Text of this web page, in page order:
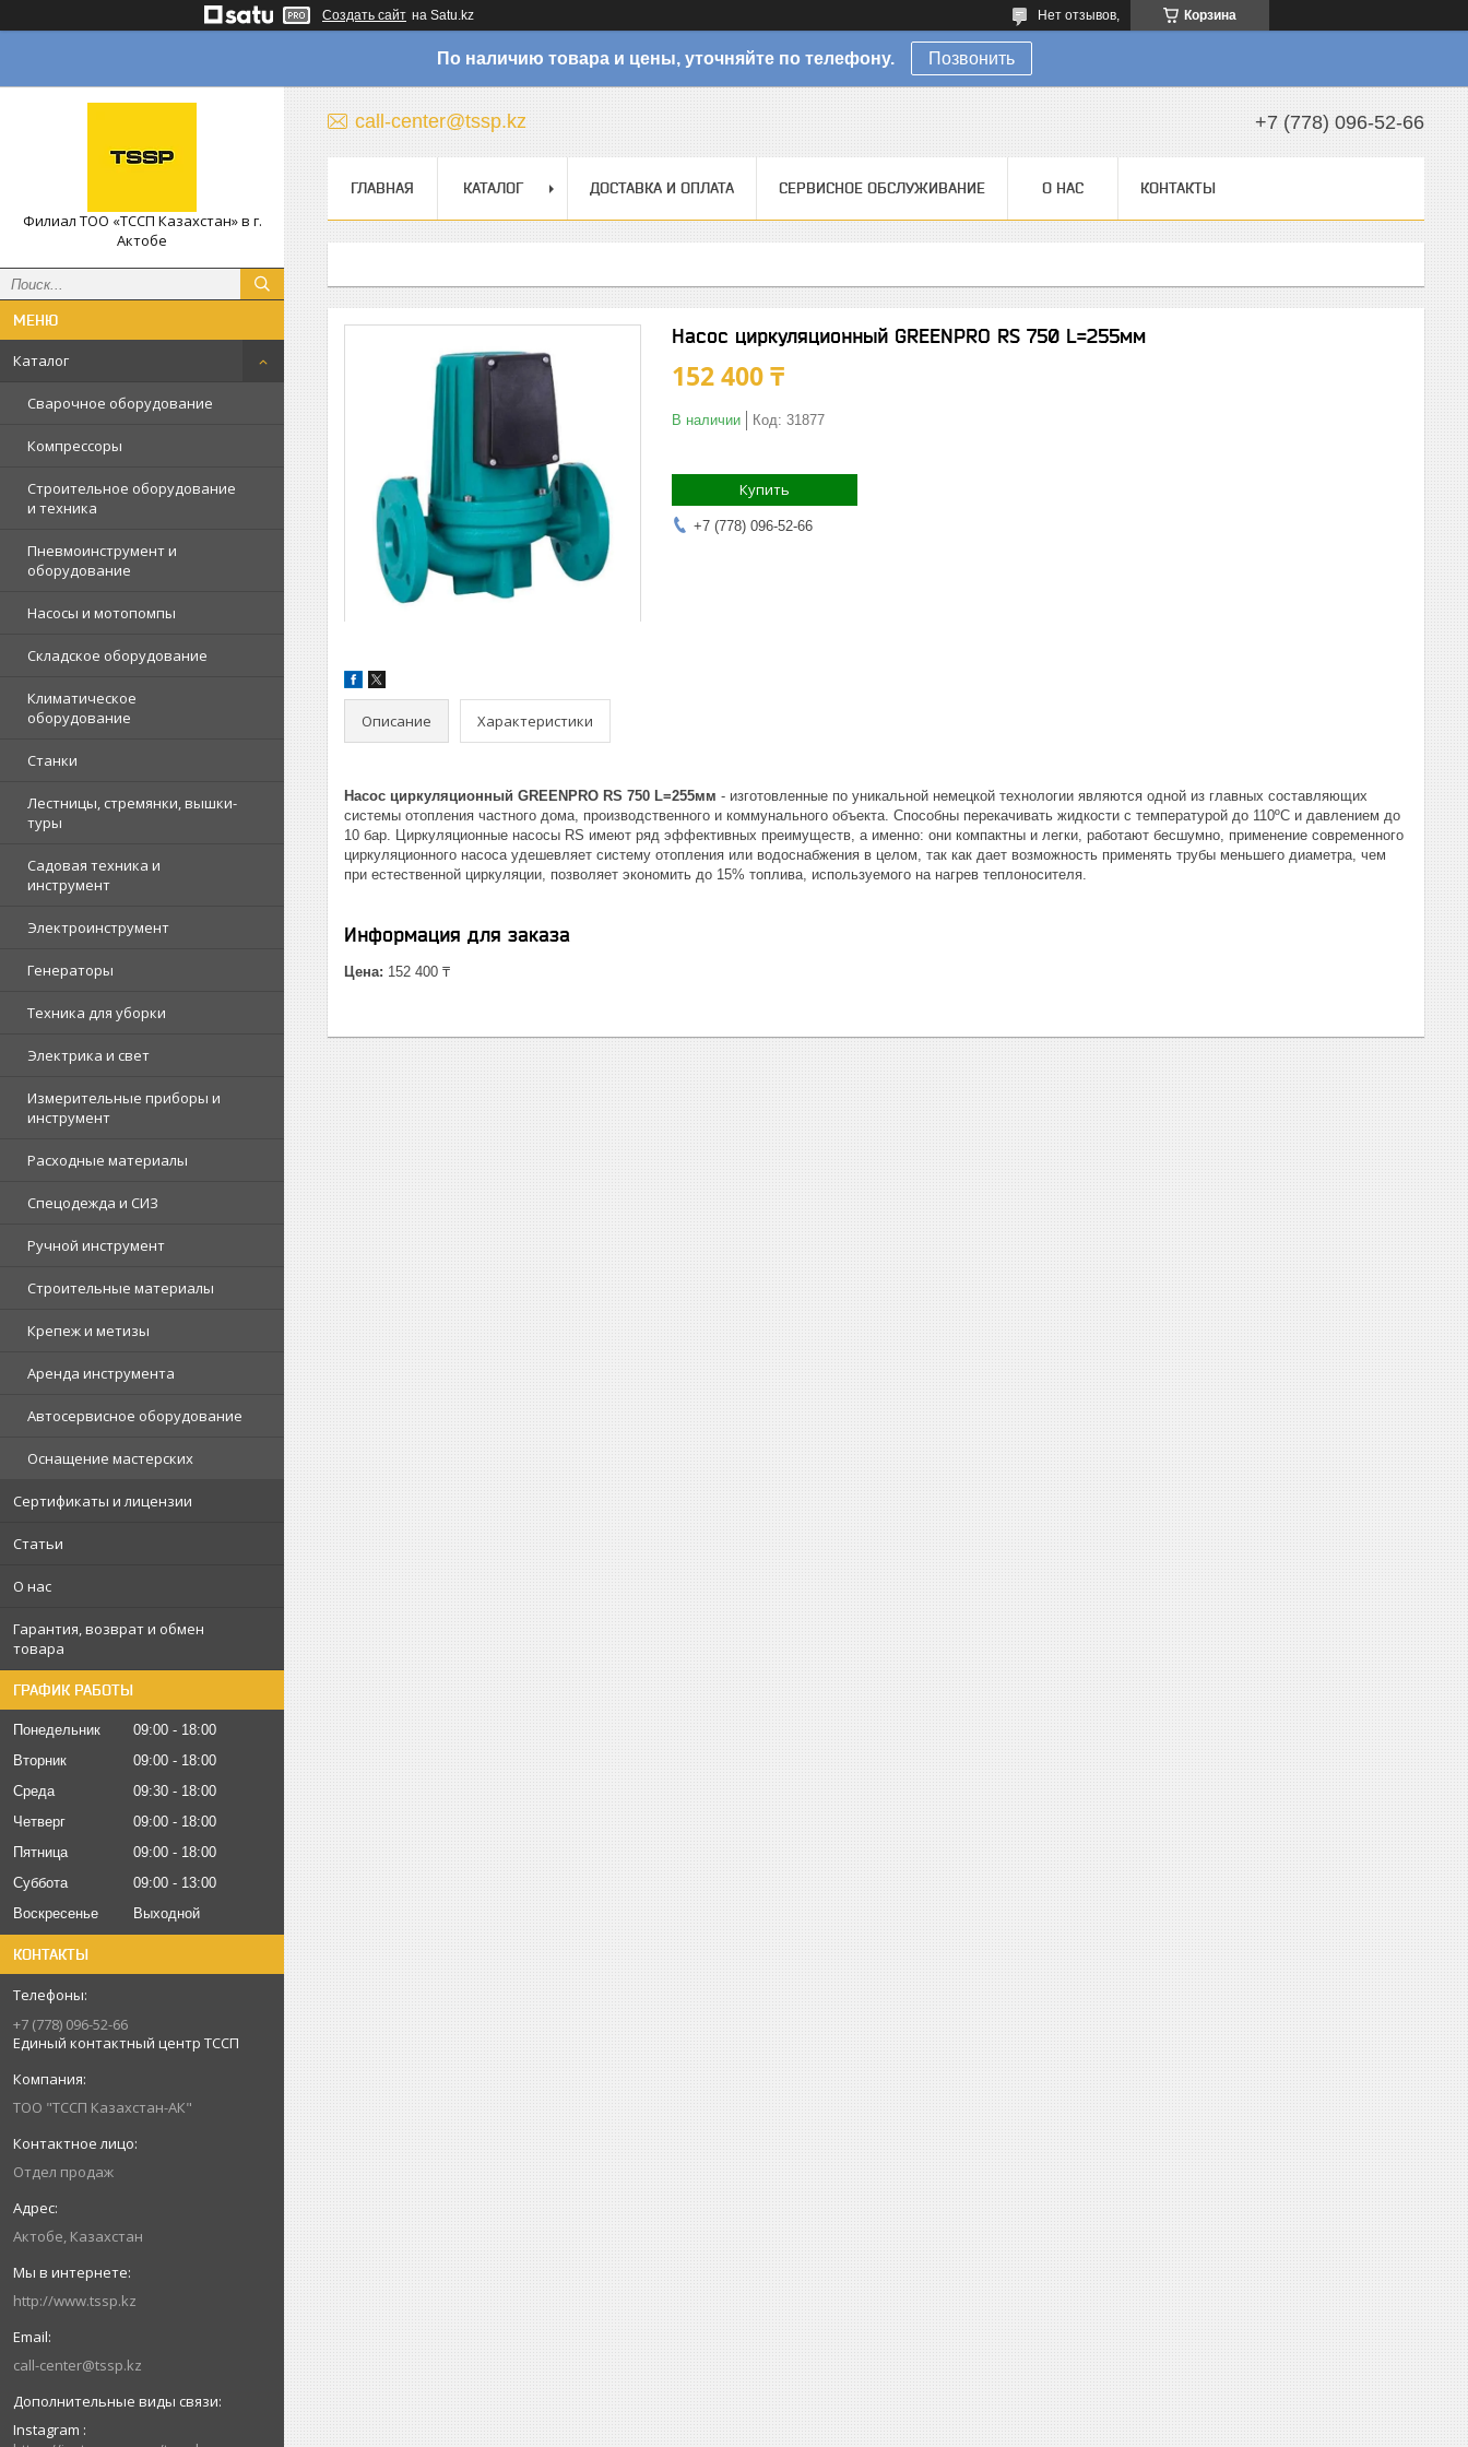
Создать сайт на Satu.kz Корзина
Нет отзывов,
По наличию товара и цены, уточняйте по телефону. Позвонить
Филиал ТОО «ТССП Казахстан» в г.
Актобе
Каталог
Сварочное оборудование
Компрессоры
Строительное оборудование
и техника
Пневмоинструмент и
оборудование
Насосы и мотопомпы
Складское оборудование
Климатическое
оборудование
Станки
Лестницы, стремянки, вышки-
туры
Садовая техника и
инструмент
Электроинструмент
Генераторы
Техника для уборки
Электрика и свет
Измерительные приборы и
инструмент
Расходные материалы
Спецодежда и СИЗ
Ручной инструмент
Строительные материалы
Крепеж и метизы
Аренда инструмента
Автосервисное оборудование
Оснащение мастерских
Сертификаты и лицензии
Статьи
О нас
Гарантия, возврат и обмен
товара
ГРАФИК РАБОТЫ
Понедельник 09:00
18:00
Вторник
09:00
18:00
Среда
09:30
18:00
Четверг
09:00
18:00
Пятница
09:00
18:00
Суббота
09:00
13:00
Воскресенье
Выходной
КОНТАКТЫ
+7 (778) 096-52-66
Единый контактный центр ТССП
ТОО "ТССП Казахстан-АК"
Отдел продаж
Актобе, Казахстан
http://www.tssp.kz
call-center@tssp.kz
Instagram
call-center@tssp.kz +7 (778) 096-52-66
ГЛАВНАЯ КАТАЛОГ ДОСТАВКА И ОПЛАТА СЕРВИСНОЕ ОБСЛУЖИВАНИЕ О НАС КОНТАКТЫ
Насос циркуляционный GREENPRO RS 750 L=255мм
152 400 ₸
В наличии Код: 31877
Купить
+7 (778) 096-52-66
Описание Характеристики
Насос циркуляционный GREENPRO RS 750 L=255мм - изготовленные по уникальной немецкой технологии являются одной из главных составляющих
системы отопления частного дома, производственного и коммунального объекта. Способны перекачивать жидкости с температурой до 110ºС и давлением до
10 бар. Циркуляционные насосы RS имеют ряд эффективных преимуществ, а именно: они компактны и легки, работают бесшумно, применение современного
циркуляционного насоса удешевляет систему отопления или водоснабжения в целом, так как дает возможность применять трубы меньшего диаметра, чем
при естественной циркуляции, позволяет экономить до 15% топлива, используемого на нагрев теплоносителя.
Информация для заказа
Цена: 152 400 ₸